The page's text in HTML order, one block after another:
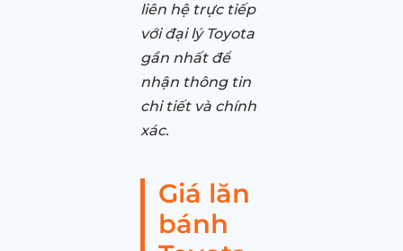
liên hệ trực tiếp
với đại lý Toyota
gần nhất để
nhận thông tin
chi tiết và chính
xác.
Giá lăn
bánh